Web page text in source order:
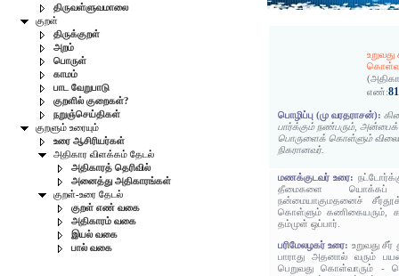
திருவள்ளுவமாலை
குறள்
திருக்குறள்
அறம்
பொருள்
காமம்
பாட வேறுபாடு
குறளில் குறைகள்?
நறுஞ்செய்திகள்
குறளும் உரையும்
உரை ஆசிரியர்கள்
அதிகார விளக்கம் தேடல்
அதிகாரத் தெரிவில்
அனைத்து அதிகாரங்கள்
குறள்-உரை தேடல்
குறள் எண் வகை
அதிகாரம் வகை
இயல் வகை
பால் வகை
எண்:
பொழிப்பு (மு வரதராசன்):
பார்க்கும் நண்பரும்,
பொருளைக் கொள்ளும்
நிகரானவர்.
மணக்குடவர் உரை:
தீமைகளை யொக்கப்
நன்மையாகுமதனைச்
கொள்ளும் கணிகையரும்,
தம்முள் ஒப்பார்.
பரிமேலழகர் உரை: உறுவது சீர்
பாராது அதனால் வரும்
பெறுவது கொள்வாரும் -